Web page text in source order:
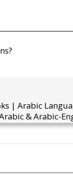
| Arabic
& Arabic-